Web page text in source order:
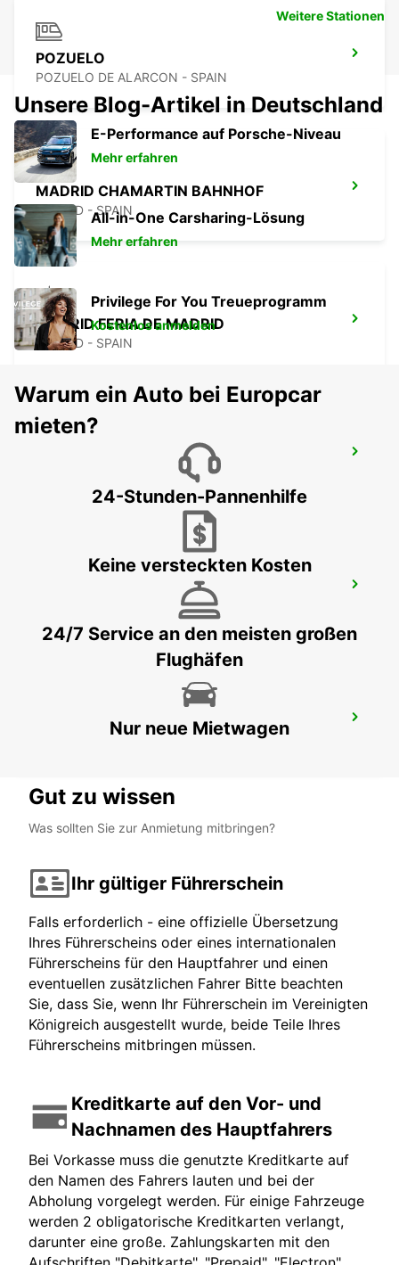
POZUELO
POZUELO DE ALARCON - SPAIN
MADRID CHAMARTIN BAHNHOF
MADRID - SPAIN
MADRID FERIA DE MADRID
MADRID - SPAIN
MADRID FLUGHAFEN TERMINAL 1
MADRID LAS TABLAS SUPERSITE
MADRID FLUGHAFEN TERMINAL 4
Weitere Stationen
Unsere Blog-Artikel in Deutschland
E-Performance auf Porsche-Niveau
Mehr erfahren
All-in-One Carsharing-Lösung
Mehr erfahren
Privilege For You Treueprogramm
Kostenlos anmelden
Warum ein Auto bei Europcar
mieten?
24-Stunden-Pannenhilfe
Keine versteckten Kosten
24/7 Service an den meisten großen
Flughäfen
Nur neue Mietwagen
Gut zu wissen
Was sollten Sie zur Anmietung mitbringen?
Ihr gültiger Führerschein
Falls erforderlich - eine offizielle Übersetzung
Ihres Führerscheins oder eines internationalen
Führerscheins für den Hauptfahrer und einen
eventuellen zusätzlichen Fahrer Bitte beachten
Sie, dass Sie, wenn Ihr Führerschein im Vereinigten
Königreich ausgestellt wurde, beide Teile Ihres
Führerscheins mitbringen müssen.
Kreditkarte auf den Vor- und
Nachnamen des Hauptfahrers
Bei Vorkasse muss die genutzte Kreditkarte auf
den Namen des Fahrers lauten und bei der
Abholung vorgelegt werden. Für einige Fahrzeuge
werden 2 obligatorische Kreditkarten verlangt,
darunter eine große. Zahlungskarten mit den